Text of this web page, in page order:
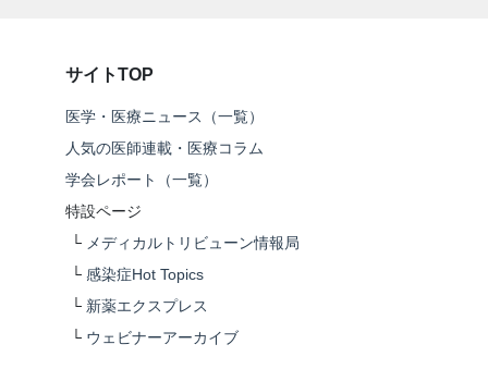
サイトTOP
医学・医療ニュース（一覧）
人気の医師連載・医療コラム
学会レポート（一覧）
特設ページ
└ メディカルトリビューン情報局
└ 感染症Hot Topics
└ 新薬エクスプレス
└ ウェビナーアーカイブ